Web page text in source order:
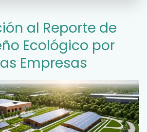
al Reporte de
Ecológico por
Empresas